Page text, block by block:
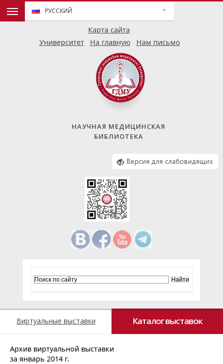
Карта сайта
РУССКИЙ
Университет На главную Нам письмо
НАУЧНАЯ МЕДИЦИНСКАЯ
БИБЛИОТЕКА
Виртуальные выставки Каталог выставок
Архив виртуальной выставки
за январь 2014 г.